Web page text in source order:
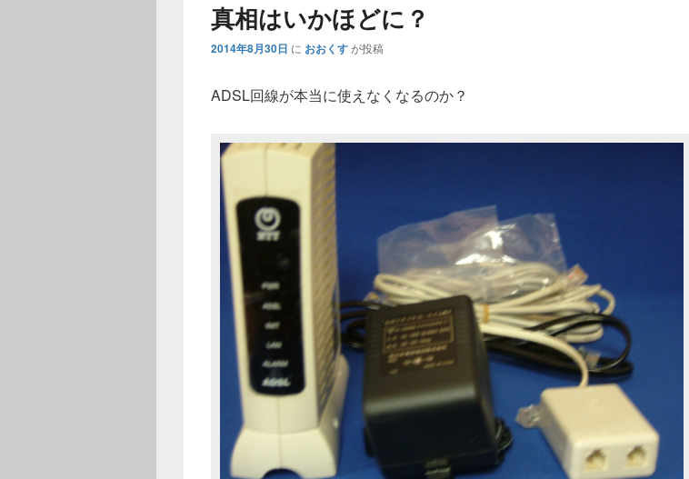
真相はいかほどに？
2014年8月30日 に おおくすが投稿
ADSL回線が本当に使えなくなるのか？